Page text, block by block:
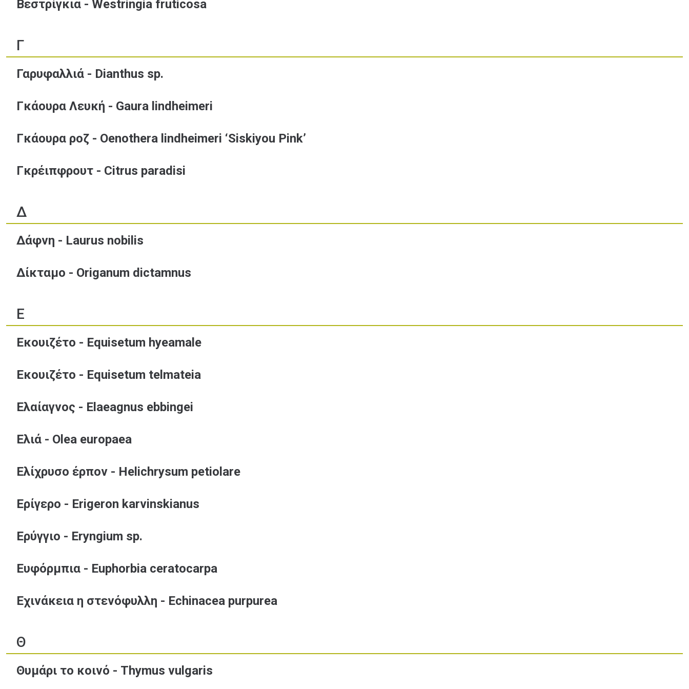
Βεστρίγκια - Westringia fruticosa
Γ
Γαρυφαλλιά - Dianthus sp.
Γκάουρα Λευκή - Gaura lindheimeri
Γκάουρα ροζ - Oenothera lindheimeri ‘Siskiyou Pink’
Γκρέιπφρουτ - Citrus paradisi
Δ
Δάφνη - Laurus nobilis
Δίκταμο - Origanum dictamnus
Ε
Εκουιζέτο - Equisetum hyeamale
Εκουιζέτο - Equisetum telmateia
Ελαίαγνος - Elaeagnus ebbingei
Ελιά - Olea europaea
Ελίχρυσο έρπον - Helichrysum petiolare
Ερίγερο - Erigeron karvinskianus
Ερύγγιο - Eryngium sp.
Ευφόρμπια - Euphorbia ceratocarpa
Εχινάκεια η στενόφυλλη - Echinacea purpurea
Θ
Θυμάρι το κοινό - Thymus vulgaris